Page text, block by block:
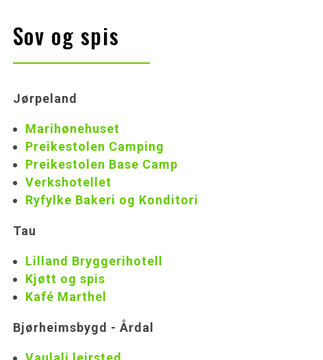
Sov og spis
Jørpeland
Marihønehuset
Preikestolen Camping
Preikestolen Base Camp
Verkshotellet
Ryfylke Bakeri og Konditori
Tau
Lilland Bryggerihotell
Kjøtt og spis
Kafé Marthel
Bjørheimsbygd - Årdal